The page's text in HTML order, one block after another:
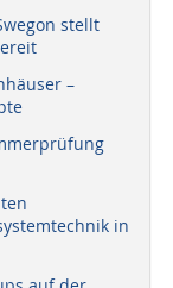
stellt
–
in